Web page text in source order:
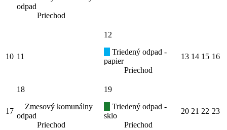
odpad
Priechod
10 11
12
Triedený odpad -
papier
Priechod
13 14 15 16
17
18
Zmesový komunálny
odpad
Priechod
19
Triedený odpad -
sklo
Priechod
20 21 22 23